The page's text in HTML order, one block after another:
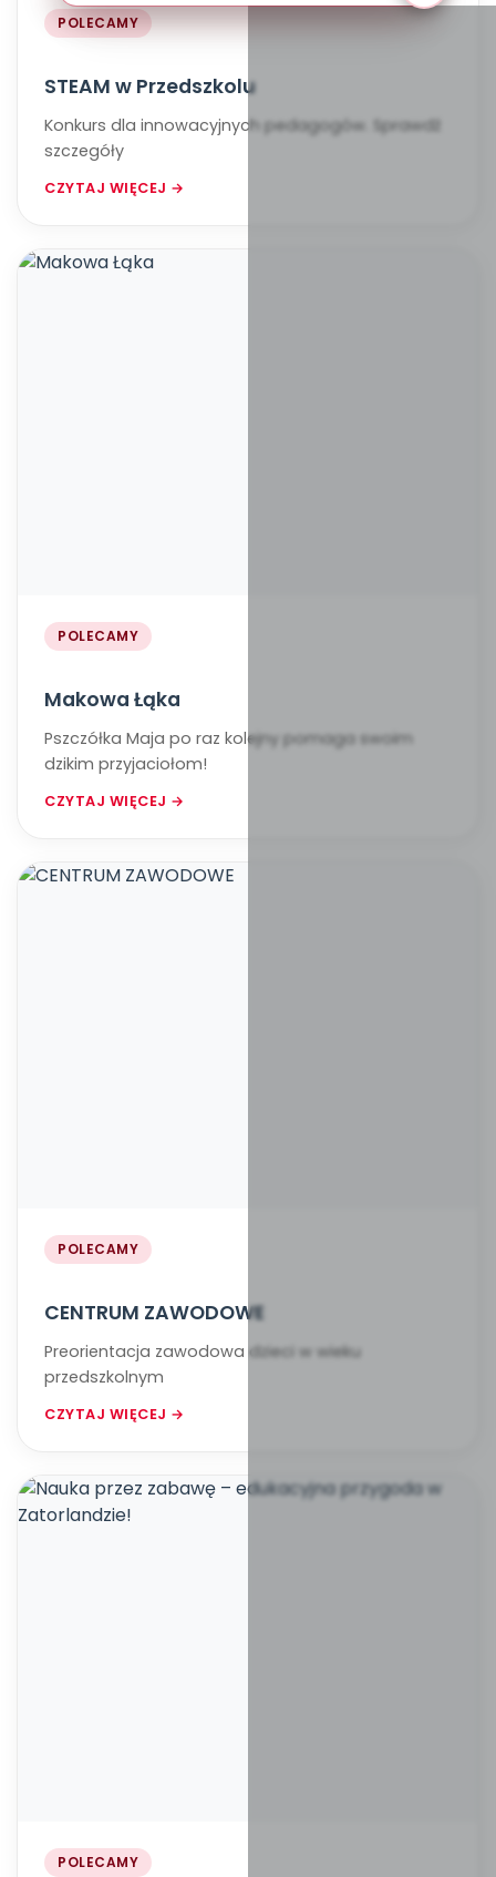
POLECAMY
STEAM w Przedszkolu
Konkurs dla innowacyjnych pedagogów. Sprawdź
szczegóły
CZYTAJ WIĘCEJ →
POLECAMY
Makowa Łąka
Pszczółka Maja po raz kolejny pomaga swoim
dzikim przyjaciołom!
CZYTAJ WIĘCEJ →
POLECAMY
CENTRUM ZAWODOWE
Preorientacja zawodowa dzieci w wieku
przedszkolnym
CZYTAJ WIĘCEJ →
POLECAMY